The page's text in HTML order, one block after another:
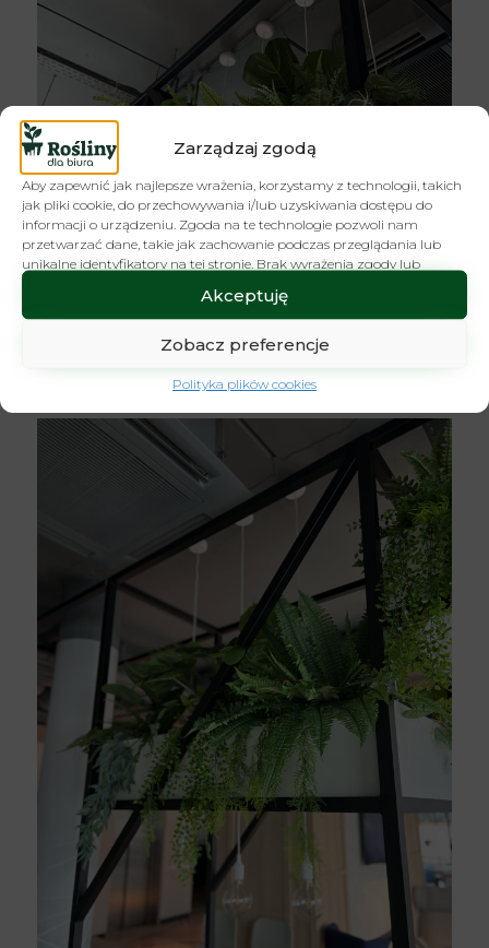
Zarządzaj zgodą
Aby zapewnić jak najlepsze wrażenia, korzystamy z technologii, takich
jak pliki cookie, do przechowywania i/lub uzyskiwania dostępu do
informacji o urządzeniu. Zgoda na te technologie pozwoli nam
przetwarzać dane, takie jak zachowanie podczas przeglądania lub
unikalne identyfikatory na tej stronie. Brak wyrażenia zgody lub
wycofanie zgody może niekorzystnie wpłynąć na niektóre cechy i
Akceptuję
Zobacz preferencje
Polityka plików cookies